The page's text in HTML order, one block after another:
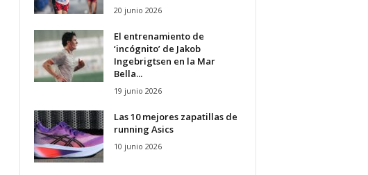
20 junio 2026
El entrenamiento de
‘incógnito’ de Jakob
Ingebrigtsen en la Mar
Bella...
19 junio 2026
Las 10 mejores zapatillas de
running Asics
10 junio 2026